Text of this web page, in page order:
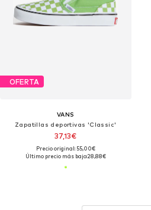
OFERTA
VANS
Zapatillas deportivas 'Classic'
37,13€
Precio original: 55,00€
Último precio más bajo:28,88€